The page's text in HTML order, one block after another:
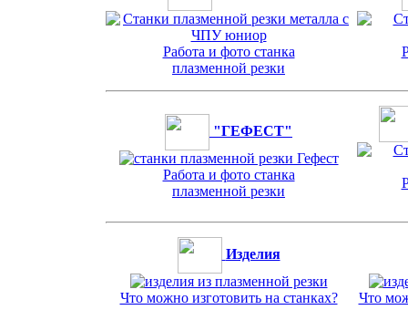
Работа и фото станка
плазменной резки
"ГЕФЕСТ"
Работа и фото станка
плазменной резки
Изделия
Что можно изготовить на станках? Что